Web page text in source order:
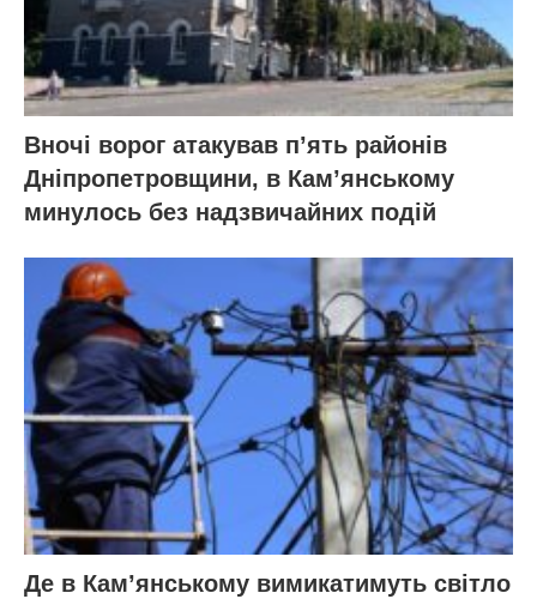
Вночі ворог атакував п’ять районів
Дніпропетровщини, в Кам’янському
минулось без надзвичайних подій
Де в Кам’янському вимикатимуть світло